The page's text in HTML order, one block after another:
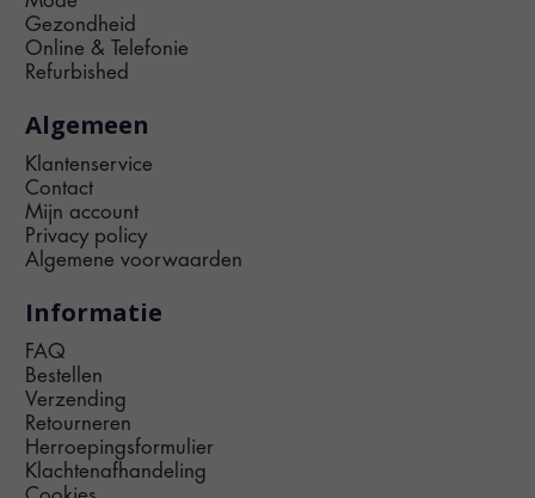
Gezondheid
Online & Telefonie
Refurbished
Algemeen
Klantenservice
Contact
Mijn account
Privacy policy
Algemene voorwaarden
Informatie
FAQ
Bestellen
Verzending
Retourneren
Herroepingsformulier
Klachtenafhandeling